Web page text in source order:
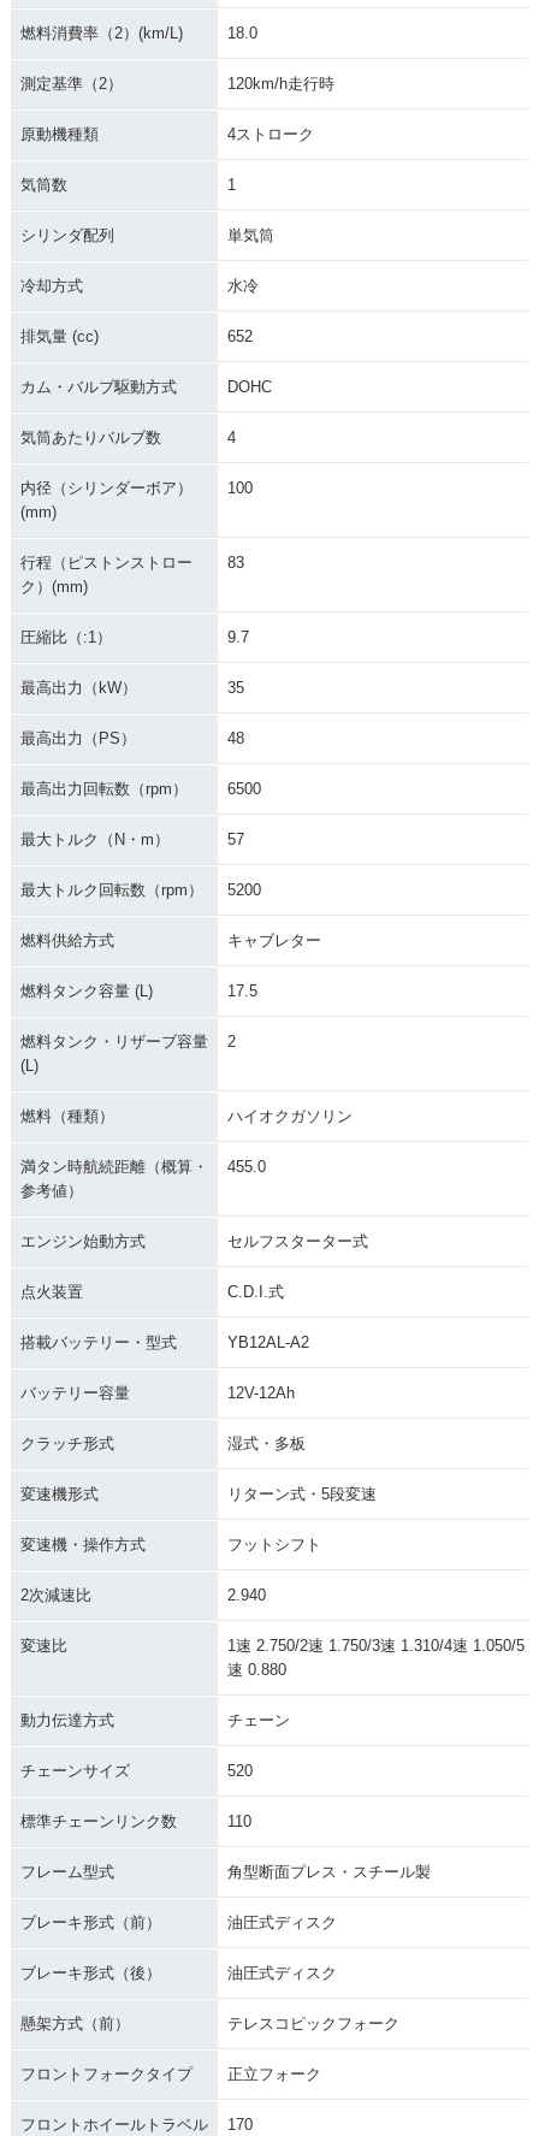
燃料消費率（2）(km/L) 18.0
測定基準（2） 120km/h走行時
原動機種類 4ストローク
気筒数 1
シリンダ配列 単気筒
冷却方式 水冷
排気量 (cc) 652
カム・バルブ駆動方式 DOHC
気筒あたりバルブ数 4
内径（シリンダーボア）
(mm)
100
行程（ピストンストロー
ク）(mm)
83
圧縮比（:1） 9.7
最高出力（kW） 35
最高出力（PS） 48
最高出力回転数（rpm） 6500
最大トルク（N・m） 57
最大トルク回転数（rpm） 5200
燃料供給方式 キャブレター
燃料タンク容量 (L) 17.5
燃料タンク・リザーブ容量
(L)
2
燃料（種類） ハイオクガソリン
満タン時航続距離（概算・
参考値）
455.0
エンジン始動方式 セルフスターター式
点火装置 C.D.I.式
搭載バッテリー・型式 YB12AL-A2
バッテリー容量 12V-12Ah
クラッチ形式 湿式・多板
変速機形式 リターン式・5段変速
変速機・操作方式 フットシフト
2次減速比 2.940
変速比
1速 2.750/2速 1.750/3速 1.310/4速 1.050/5
速 0.880
動力伝達方式 チェーン
チェーンサイズ 520
標準チェーンリンク数 110
フレーム型式 角型断面プレス・スチール製
ブレーキ形式（前） 油圧式ディスク
ブレーキ形式（後） 油圧式ディスク
懸架方式（前） テレスコピックフォーク
フロントフォークタイプ 正立フォーク
フロントホイールトラベル
170